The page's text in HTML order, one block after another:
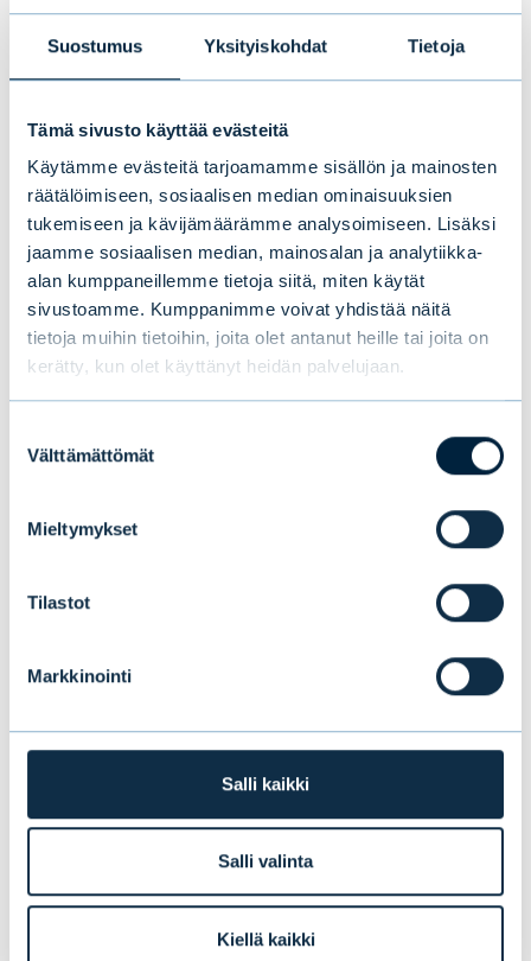
Suostumus Yksityiskohdat Tietoja
Tämä sivusto käyttää evästeitä
Käytämme evästeitä tarjoamamme sisällön ja mainosten
räätälöimiseen, sosiaalisen median ominaisuuksien
tukemiseen ja kävijämäärämme analysoimiseen. Lisäksi
jaamme sosiaalisen median, mainosalan ja analytiikka-
alan kumppaneillemme tietoja siitä, miten käytät
sivustoamme. Kumppanimme voivat yhdistää näitä
tietoja muihin tietoihin, joita olet antanut heille tai joita on
kerätty, kun olet käyttänyt heidän palvelujaan.
valinta
Välttämättömät
Mieltymykset
Tilastot
Markkinointi
Salli kaikki
Salli valinta
Kiellä kaikki
Evlin puolivuosikatsaus 1–6/2026:
Uusi tutkimus paljastaa
suomalaisten sijoittajien suosikit: